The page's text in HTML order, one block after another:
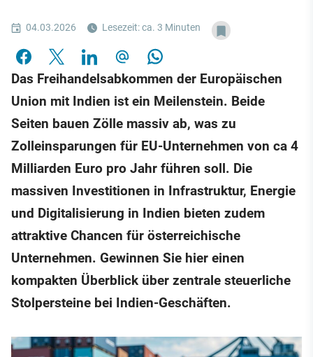
04.03.2026 Lesezeit: ca. 3 Minuten
Das Freihandelsabkommen der Europäischen
Union mit Indien ist ein Meilenstein. Beide
Seiten bauen Zölle massiv ab, was zu
Zolleinsparungen für EU-Unternehmen von ca 4
Milliarden Euro pro Jahr führen soll. Die
massiven Investitionen in Infrastruktur, Energie
und Digitalisierung in Indien bieten zudem
attraktive Chancen für österreichische
Unternehmen. Gewinnen Sie hier einen
kompakten Überblick über zentrale steuerliche
Stolpersteine bei Indien-Geschäften.